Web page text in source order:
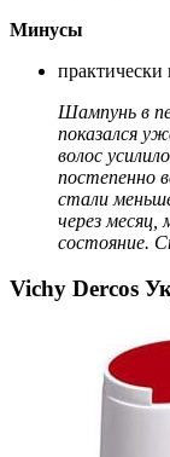
Минусы
практически
Шампунь в
показался
волос
постепенно
стали
через месяц,
состояние.
Vichy Dercos